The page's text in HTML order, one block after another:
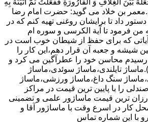
بَیْنَ الْغِلَافِ وَ الْقَارُورَةِ فَفَعَلْتُ ثُمَّ أَتَیْتُهُ بِهِ
بن خلاد می گوید: حضرت امام رضا
داد تا برایشان روغنى تهیه کنم که در
من فرمود تا آیة الکرسى و سوره ام
آیاتى که براى حفظ از شیطان خوب است در
شیشه و جعبه آن قرار دهم،این کار را
محاسن خود را عطرآگین می کرد و
من تماشا می کردم(12).ماساژ تایلندی،ماساژ سوئدی،ماساژ
سنگ داغ،ماساژ ورزشی،ماساژ
را با پایین ترین قیمت در مراکز
ارزان ترین قیمت ماساژور علمی و تضمینی
کار در اسرع وقت با ماساژور آقا و
با این شماره تماس